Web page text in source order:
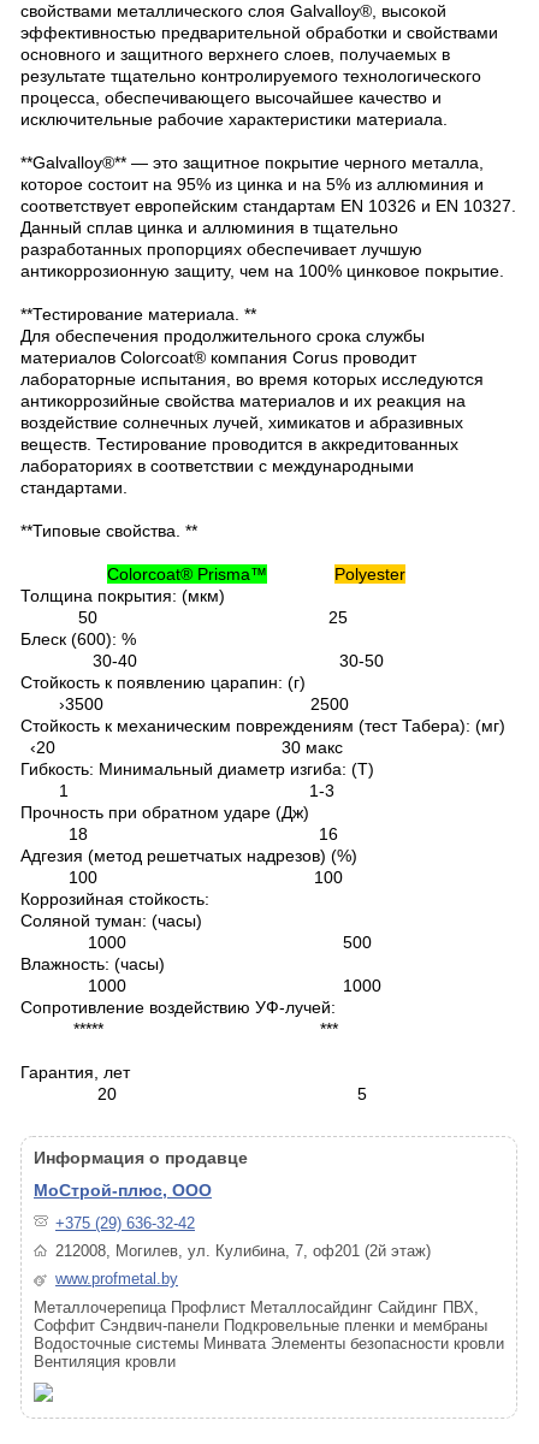
свойствами металлического слоя Galvalloy®, высокой
эффективностью предварительной обработки и свойствами
основного и защитного верхнего слоев, получаемых в
результате тщательно контролируемого технологического
процесса, обеспечивающего высочайшее качество и
исключительные рабочие характеристики материала.
**Galvalloy®** — это защитное покрытие черного металла,
которое состоит на 95% из цинка и на 5% из аллюминия и
соответствует европейским стандартам EN 10326 и EN 10327.
Данный сплав цинка и аллюминия в тщательно
разработанных пропорциях обеспечивает лучшую
антикоррозионную защиту, чем на 100% цинковое покрытие.
**Тестирование материала. **
Для обеспечения продолжительного срока службы
материалов Colorcoat® компания Corus проводит
лабораторные испытания, во время которых исследуются
антикоррозийные свойства материалов и их реакция на
воздействие солнечных лучей, химикатов и абразивных
веществ. Тестирование проводится в аккредитованных
лабораториях в соответствии с международными
стандартами.
**Типовые свойства. **
Colorcoat® Prisma™
Polyester
Толщина покрытия: (мкм)
50 25
Блеск (600): %
30-40 30-50
Стойкость к появлению царапин: (г)
›3500 2500
Стойкость к механическим повреждениям (тест Табера): (мг)
‹20 30 макс
Гибкость: Минимальный диаметр изгиба: (Т)
1 1-3
Прочность при обратном ударе (Дж)
18 16
Адгезия (метод решетчатых надрезов) (%)
100 100
Коррозийная стойкость:
Соляной туман: (часы)
1000 500
Влажность: (часы)
1000 1000
Сопротивление воздействию УФ-лучей:
***** ***
Гарантия, лет
20 5
Информация о продавце
МоСтрой-плюс, ООО
+375 (29) 636-32-42
212008, Могилев, ул. Кулибина, 7, оф201 (2й этаж)
www.profmetal.by
Металлочерепица Профлист Металлосайдинг Сайдинг ПВХ,
Соффит Сэндвич-панели Подкровельные пленки и мембраны
Водосточные системы Минвата Элементы безопасности кровли
Вентиляция кровли